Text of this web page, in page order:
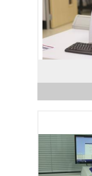
体表面产生
保证测量结
对样品造成
保存用于重
是食品行业中
重要特性，对
行业尤其重要
肪的具体用途